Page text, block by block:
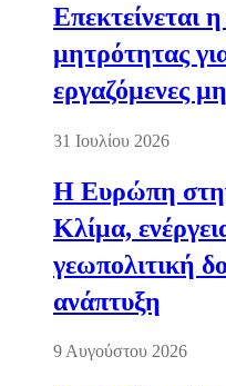
Επεκτείνεται
μητρότητας
εργαζόμενες
31 Ιουλίου 2026
Η Ευρώπη στην
Κλίμα,
γεωπολιτική
ανάπτυξη
9 Αυγούστου 2026